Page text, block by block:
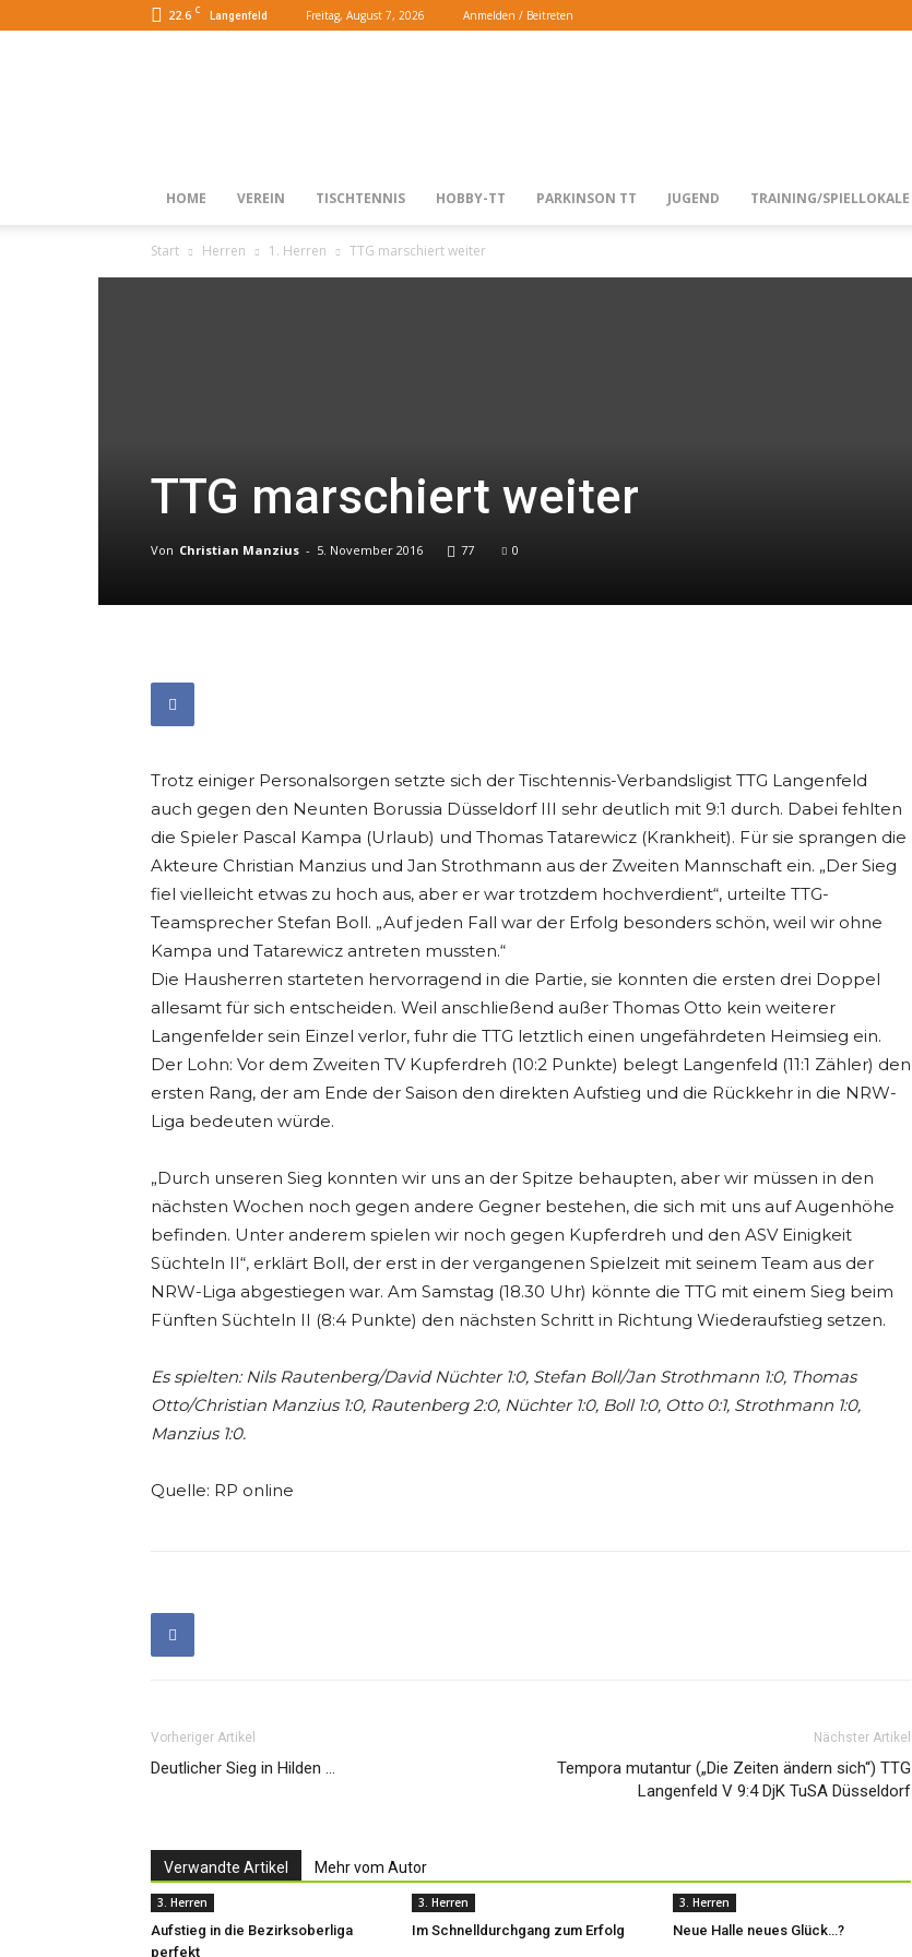
22.6 C
Langenfeld Freitag, August 7, 2026 Anmelden / Beitreten
HOME VEREIN TISCHTENNIS HOBBY-TT PARKINSON TT JUGEND TRAINING/SPIELLOKALE
Start Herren 1. Herren TTG marschiert weiter
TTG marschiert weiter
Von Christian Manzius - 5. November 2016 77 0
Trotz einiger Personalsorgen setzte sich der Tischtennis-Verbandsligist TTG Langenfeld
auch gegen den Neunten Borussia Düsseldorf III sehr deutlich mit 9:1 durch. Dabei fehlten
die Spieler Pascal Kampa (Urlaub) und Thomas Tatarewicz (Krankheit). Für sie sprangen die
Akteure Christian Manzius und Jan Strothmann aus der Zweiten Mannschaft ein. „Der Sieg
fiel vielleicht etwas zu hoch aus, aber er war trotzdem hochverdient“, urteilte TTG-
Teamsprecher Stefan Boll. „Auf jeden Fall war der Erfolg besonders schön, weil wir ohne
Kampa und Tatarewicz antreten mussten.“
Die Hausherren starteten hervorragend in die Partie, sie konnten die ersten drei Doppel
allesamt für sich entscheiden. Weil anschließend außer Thomas Otto kein weiterer
Langenfelder sein Einzel verlor, fuhr die TTG letztlich einen ungefährdeten Heimsieg ein.
Der Lohn: Vor dem Zweiten TV Kupferdreh (10:2 Punkte) belegt Langenfeld (11:1 Zähler) den
ersten Rang, der am Ende der Saison den direkten Aufstieg und die Rückkehr in die NRW-
Liga bedeuten würde.
„Durch unseren Sieg konnten wir uns an der Spitze behaupten, aber wir müssen in den
nächsten Wochen noch gegen andere Gegner bestehen, die sich mit uns auf Augenhöhe
befinden. Unter anderem spielen wir noch gegen Kupferdreh und den ASV Einigkeit
Süchteln II“, erklärt Boll, der erst in der vergangenen Spielzeit mit seinem Team aus der
NRW-Liga abgestiegen war. Am Samstag (18.30 Uhr) könnte die TTG mit einem Sieg beim
Fünften Süchteln II (8:4 Punkte) den nächsten Schritt in Richtung Wiederaufstieg setzen.
Es spielten: Nils Rautenberg/David Nüchter 1:0, Stefan Boll/Jan Strothmann 1:0, Thomas
Otto/Christian Manzius 1:0, Rautenberg 2:0, Nüchter 1:0, Boll 1:0, Otto 0:1, Strothmann 1:0,
Manzius 1:0.
Quelle: RP online
Vorheriger Artikel
Deutlicher Sieg in Hilden …
Nächster Artikel
Tempora mutantur („Die Zeiten ändern sich“) TTG
Langenfeld V 9:4 DjK TuSA Düsseldorf
Verwandte Artikel Mehr vom Autor
3. Herren
Aufstieg in die Bezirksoberliga
perfekt
3. Herren
Im Schnelldurchgang zum Erfolg
3. Herren
Neue Halle neues Glück…?